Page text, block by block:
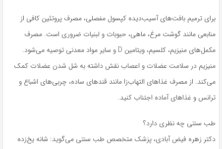
برای ترمیم بافت‌های آسیب‌دیده کپسول مفصلی، مصرف پروتئین کافی از
منابعی مانند گوشت مرغ، ماهی، حبوبات و لبنیات ضروری است. مصرف
مکمل‌های منیزیم، کلسیم، ویتامین D و سایر مواد معدنی توصیه می‌شود.
منیزیم در سلامت عضلات و اعصاب نقش داشته به شل شدن عضلات کمک
می‌کند. از مصرف غذاهای التهاب‌زا مانند قندهای ساده، چربی‌های اشباع و
ترانس و غذاهای آماده اجتناب کنید.
طب سنتی چه نظری دارد؟
دکتر زهره فیض آبادی، پزشک متخصص طب سنتی می‌گوید: شانه یخ‌زده